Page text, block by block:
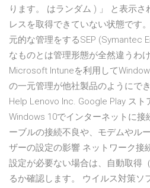
ります。 はランダム ) 」 と表示さ
レスを取得できていない状態です
元的な管理をするSEP (Symantec
なものとは管理形態が全然違うわ
Microsoft Intuneを利用して
の一元管理が他社製品のようにで
Help Lenovo Inc. Google Play スト
Windows 10でインターネットに接
ーブルの接続不良や、モデムやル
ザーの設定の影響 ネットワーク接
設定が必要ない場合は、自動取得
るか確認します。 ウイルス対策ソ